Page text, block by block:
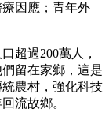
因應；青年外
超過200萬人，
留在家鄉，這是
農村，強化科技
流故鄉。